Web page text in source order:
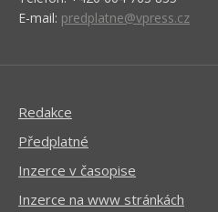
E-mail: predplatne@vpress.cz
Redakce
Předplatné
Inzerce v časopise
Inzerce na www stránkách